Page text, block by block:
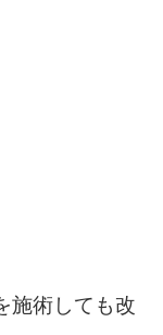
施術しても改